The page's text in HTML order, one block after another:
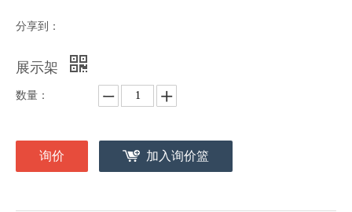
分享到：
展示架
数量：
询价 加入询价篮